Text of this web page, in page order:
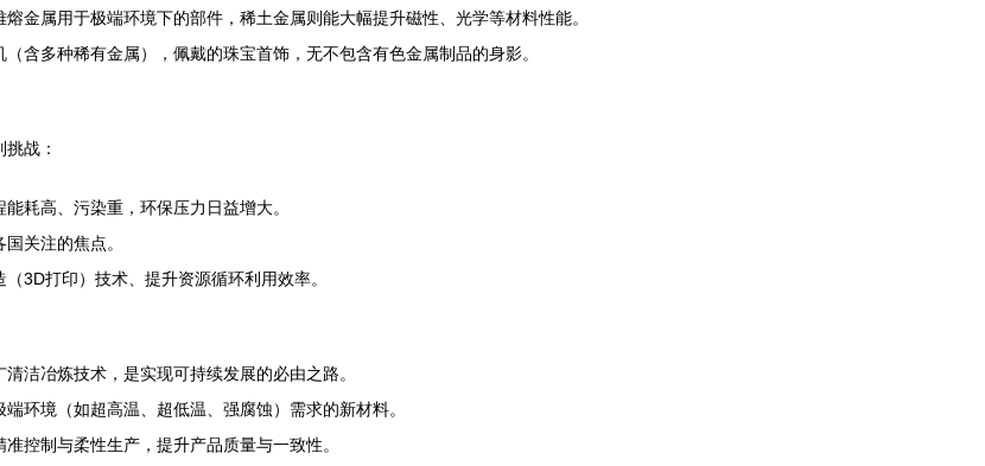
金属用于极端环境下的部件，稀土金属则能大幅提升磁性、光学等材料性能。
含多种稀有金属），佩戴的珠宝首饰，无不包含有色金属制品的身影。
战：
耗高、污染重，环保压力日益增大。
关注的焦点。
3D打印）技术、提升资源循环利用效率。
洁冶炼技术，是实现可持续发展的必由之路。
环境（如超高温、超低温、强腐蚀）需求的新材料。
控制与柔性生产，提升产品质量与一致性。